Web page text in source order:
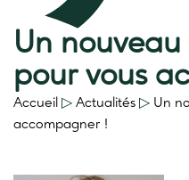
Un nouveau
pour vous
Accueil ▷ Actualités ▷ Un
accompagner !